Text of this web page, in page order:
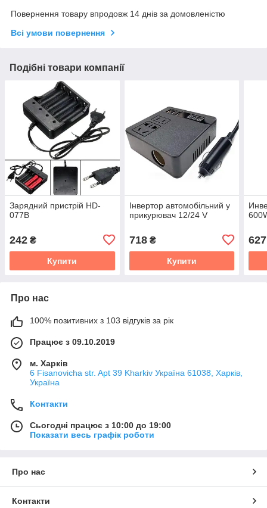
Повернення товару впродовж 14 днів за домовленістю
Всі умови повернення
Подібні товари компанії
Зарядний пристрій HD-
077B
242 ₴
Купити
Інвертор автомобільний у
прикурювач 12/24 V
718₴
Купити
627
Про нас
100% позитивних з 103 відгуків за рік
Працює з 09.10.2019
м. Харків
6 Fisanovicha str. Apt 39 Kharkiv Україна 61038, Харків,
Україна
Контакти
Сьогодні працює з 10:00 до 19:00
Показати весь графік роботи
Про нас
Контакти